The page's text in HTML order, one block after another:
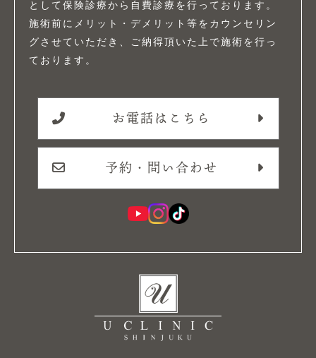
として保険診療から自費診療を行っております。
施術前にメリット・デメリット等をカウンセリン
グさせていただき、ご納得頂いた上で施術を行っ
ております。
お電話はこちら
予約・問い合わせ